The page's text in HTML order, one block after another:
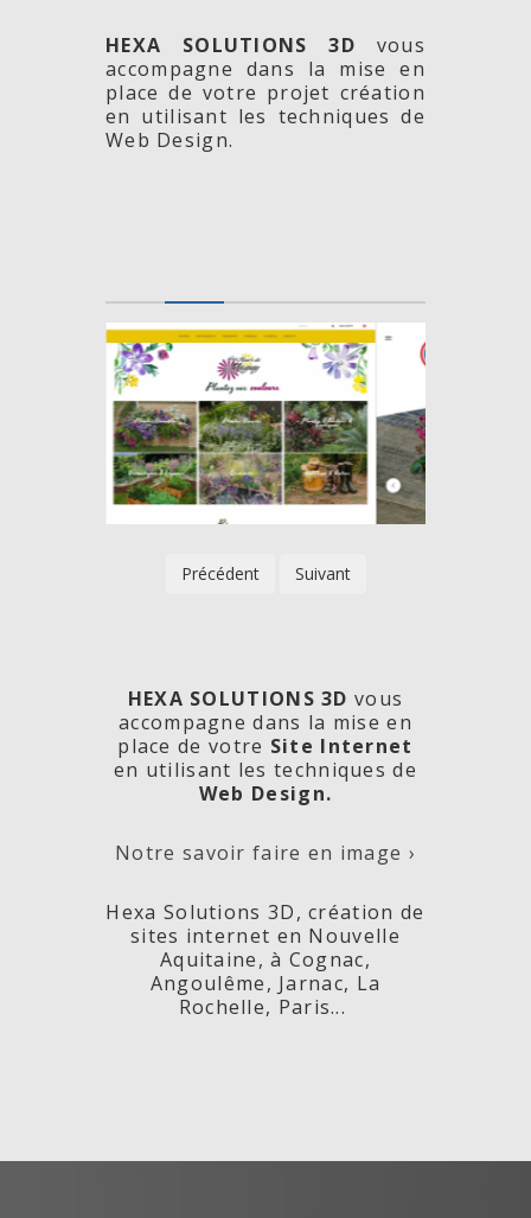
HEXA SOLUTIONS 3D vous
accompagne dans la mise en
place de votre projet création
en utilisant les techniques de
Web Design.
Les
Précédent Suivant
HEXA SOLUTIONS 3D vous
accompagne dans la mise en
place de votre Site Internet
en utilisant les techniques de
Web Design.
Notre savoir faire en image ›
Hexa Solutions 3D, création de
sites internet en Nouvelle
Aquitaine, à Cognac,
Angoulême, Jarnac, La
Rochelle, Paris...